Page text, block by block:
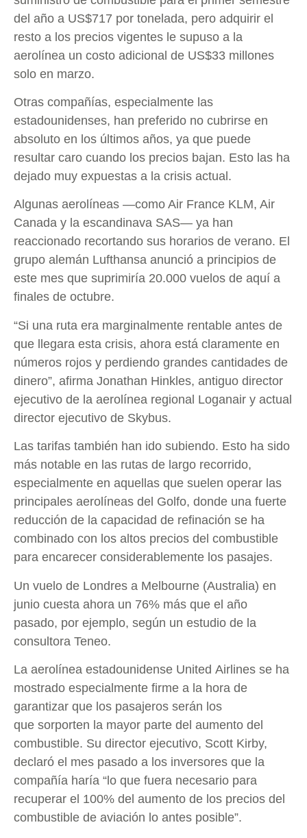
del año a US$717 por tonelada, pero adquirir el
resto a los precios vigentes le supuso a la
aerolínea un costo adicional de US$33 millones
solo en marzo.
Otras compañías, especialmente las
estadounidenses, han preferido no cubrirse en
absoluto en los últimos años, ya que puede
resultar caro cuando los precios bajan. Esto las ha
dejado muy expuestas a la crisis actual.
Algunas aerolíneas —como Air France KLM, Air
Canada y la escandinava SAS— ya han
reaccionado recortando sus horarios de verano. El
grupo alemán Lufthansa anunció a principios de
este mes que suprimiría 20.000 vuelos de aquí a
finales de octubre.
“Si una ruta era marginalmente rentable antes de
que llegara esta crisis, ahora está claramente en
números rojos y perdiendo grandes cantidades de
dinero”, afirma Jonathan Hinkles, antiguo director
ejecutivo de la aerolínea regional Loganair y actual
director ejecutivo de Skybus.
Las tarifas también han ido subiendo. Esto ha sido
más notable en las rutas de largo recorrido,
especialmente en aquellas que suelen operar las
principales aerolíneas del Golfo, donde una fuerte
reducción de la capacidad de refinación se ha
combinado con los altos precios del combustible
para encarecer considerablemente los pasajes.
Un vuelo de Londres a Melbourne (Australia) en
junio cuesta ahora un 76% más que el año
pasado, por ejemplo, según un estudio de la
consultora Teneo.
La aerolínea estadounidense United Airlines se ha
mostrado especialmente firme a la hora de
garantizar que los pasajeros serán los
que sorporten la mayor parte del aumento del
combustible. Su director ejecutivo, Scott Kirby,
declaró el mes pasado a los inversores que la
compañía haría “lo que fuera necesario para
recuperar el 100% del aumento de los precios del
combustible de aviación lo antes posible”.